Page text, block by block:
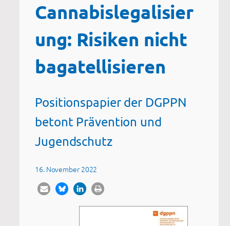
Cannabislegalisier
ung: Risiken nicht
bagatellisieren
Positionspapier der DGPPN
betont Prävention und
Jugendschutz
16. November 2022